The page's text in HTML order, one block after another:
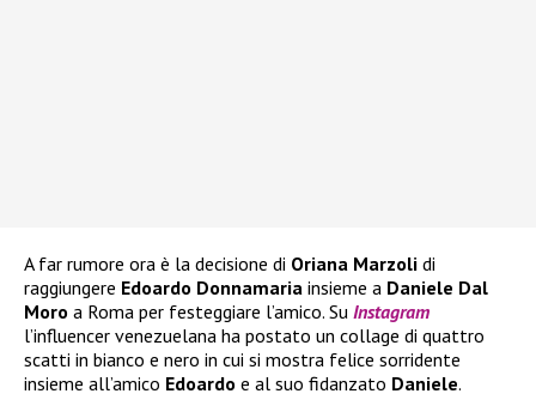
A far rumore ora è la decisione di Oriana Marzoli di
raggiungere Edoardo Donnamaria insieme a Daniele Dal
Moro a Roma per festeggiare l’amico. Su Instagram
l’influencer venezuelana ha postato un collage di quattro
scatti in bianco e nero in cui si mostra felice sorridente
insieme all’amico Edoardo e al suo fidanzato Daniele.